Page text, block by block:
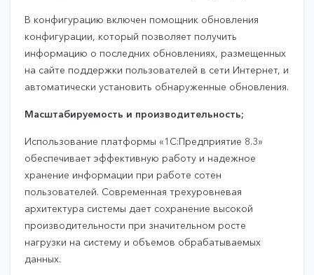
В конфигурацию включен помощник обновления
конфигурации, который позволяет получить
информацию о последних обновлениях, размещенных
на сайте поддержки пользователей в сети Интернет, и
автоматически установить обнаруженные обновления.
Масштабируемость и производительность;
Использование платформы «1С:Предприятие 8.3»
обеспечивает эффективную работу и надежное
хранение информации при работе сотен
пользователей. Современная трехуровневая
архитектура системы дает сохранение высокой
производительности при значительном росте
нагрузки на систему и объемов обрабатываемых
данных.